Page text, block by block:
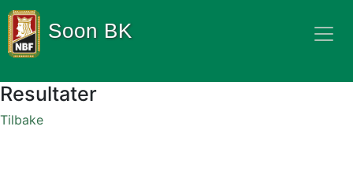
Soon BK
Resultater
Tilbake